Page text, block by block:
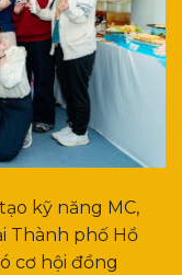
kỹ năng MC,
Thành phố Hồ
cơ hội đồng